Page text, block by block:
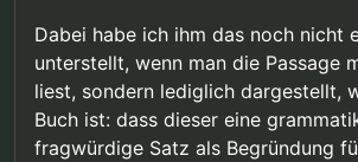
Dabei habe ich ihm das noch nicht
unterstellt, wenn man die Passage
liest, sondern lediglich dargestellt,
Buch ist: dass dieser eine
fragwürdige Satz als Begründung